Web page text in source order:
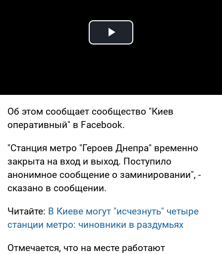
Play Video
Об этом сообщает сообщество "Киев
оперативный" в Facebook.
"Станция метро "Героев Днепра" временно
закрыта на вход и выход. Поступило
анонимное сообщение о заминировании", -
сказано в сообщении.
Читайте: В Киеве могут "исчезнуть" четыре
станции метро: чиновники в раздумьях
Отмечается, что на месте работают